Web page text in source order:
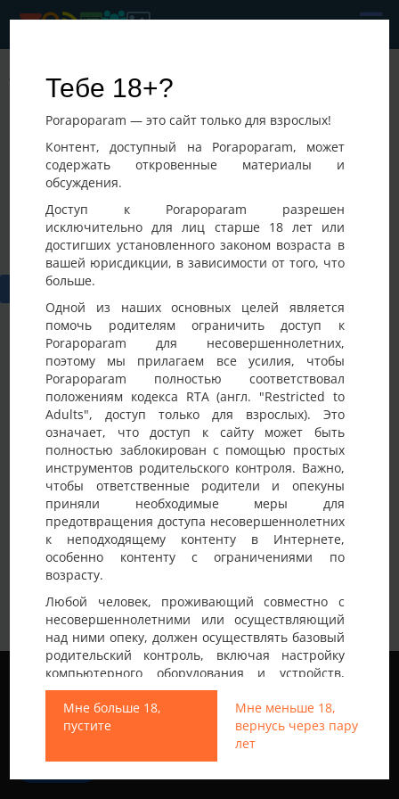
Тебе 18+?
Porapoparam — это сайт только для взрослых!
Контент, доступный на Porapoparam, может
содержать откровенные материалы и
обсуждения.
Доступ к Porapoparam разрешен
исключительно для лиц старше 18 лет или
достигших установленного законом возраста в
вашей юрисдикции, в зависимости от того, что
больше.
Одной из наших основных целей является
помочь родителям ограничить доступ к
Porapoparam для несовершеннолетних,
поэтому мы прилагаем все усилия, чтобы
Porapoparam полностью соответствовал
положениям кодекса RTA (англ. "Restricted to
Adults", доступ только для взрослых). Это
означает, что доступ к сайту может быть
полностью заблокирован с помощью простых
инструментов родительского контроля. Важно,
чтобы ответственные родители и опекуны
приняли необходимые меры для
предотвращения доступа несовершеннолетних
к неподходящему контенту в Интернете,
особенно контенту с ограничениями по
возрасту.
Любой человек, проживающий совместно с
несовершеннолетними или осуществляющий
над ними опеку, должен осуществлять базовый
родительский контроль, включая настройку
компьютерного оборудования и устройств,
установку программного обеспечения или
подключение услуг фильтрации от провайдера,
чтобы заблокировать доступ
несовершеннолетних к неподходящему
контенту.
Мне больше 18,
пустите
Мне меньше 18,
вернусь через пару
лет
Andru
27-06-2026 04:19
Греция,
Вам необходимоавторизоваться илиcоздать учетную
записьдля публикации на Доске участника.
Извините, но на данный момент нам нечего вам
показать. Попробуйте использовать другой фильтр или
зайти попозже.
Все права защищены © 2013-2026
Свинг знакомства не только в Украине
Мы используем файлы cookie, чтобы обеспечить
наилучшее качество работы на нашем сайте.
Подробнее узнать о том, какие файлы cookie мы
используем, или отключить их можно в разделе
Настройки.